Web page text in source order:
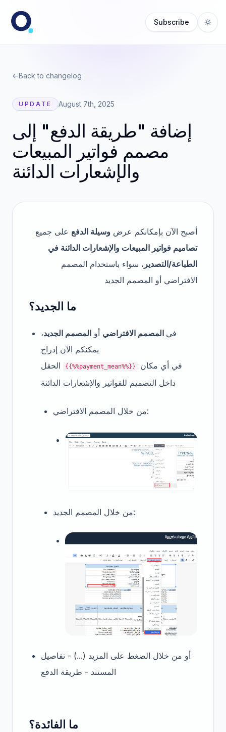
Subscribe
←Back to changelog
UPDATE August 7th, 2025
إضافة "طريقة الدفع" إلى
مصمم فواتير المبيعات
والإشعارات الدائنة
أصبح الآن بإمكانكم عرض وسيلة الدفع على جميع
تصاميم فواتير المبيعات والإشعارات الدائنة في
الطباعة/التصدير ، سواء باستخدام المصمم
الافتراضي أو المصمم الجديد
ما الجديد؟
في المصمم الافتراضي أو المصمم الجديد،
يمكنكم الآن إدراج
{{%%payment_mean%%}}
داخل التصميم للفواتير والإشعارات الدائنة
من خلال المصمم الافتراضي:
من خلال المصمم الجديد:
أو من خلال الضغط على المزيد (...) - تفاصيل
المستند - طريقة الدفع
ما الفائدة؟